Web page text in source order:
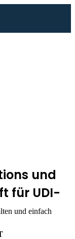
und einfach
und
für UDI-